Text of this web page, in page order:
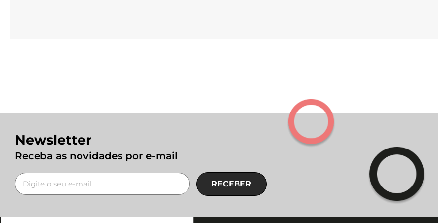
Newsletter
Receba as novidades por e-mail
RECEBER